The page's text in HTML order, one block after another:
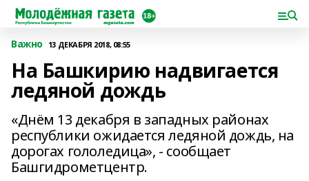
Важно 13 ДЕКАБРЯ 2018, 08:55
На Башкирию надвигается
ледяной дождь
«Днём 13 декабря в западных районах
республики ожидается ледяной дождь, на
дорогах гололедица», - сообщает
Башгидрометцентр.